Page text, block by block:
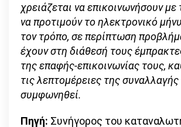
χρειάζεται να επικοινωνήσουν με
να προτιμούν το ηλεκτρονικό
τον τρόπο, σε περίπτωση
έχουν στη διάθεσή τους
της επαφής-επικοινωνίας τους,
τις λεπτομέρειες της
συμφωνηθεί.
Πηγή: Συνήγορος του